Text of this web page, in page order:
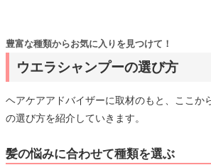
ウエラシャンプーの選び方
豊富な種類からお気に入りを見つけて！
ヘアケアアドバイザーに取材のもと、ここか
の選び方を紹介していきます。
髪の悩みに合わせて種類を選ぶ